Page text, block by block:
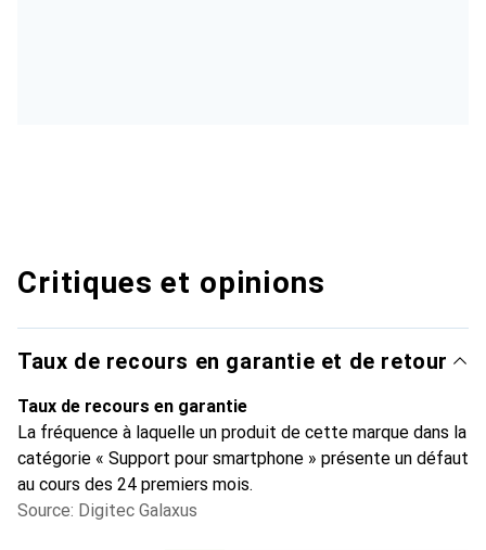
Critiques et opinions
Taux de recours en garantie et de retour
Taux de recours en garantie
La fréquence à laquelle un produit de cette marque dans la
catégorie « Support pour smartphone » présente un défaut
au cours des 24 premiers mois.
Source: Digitec Galaxus